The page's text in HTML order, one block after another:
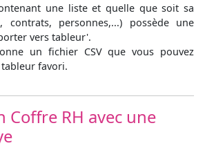
une liste et quelle que soit sa
contrats, personnes,...) possède une
vers tableur'.
un fichier CSV que vous pouvez
favori.
Coffre RH avec une